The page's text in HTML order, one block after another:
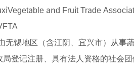
and Fruit Trade
无锡地区（含江阴、宜兴市）从事
登记注册、具有法人资格的社会